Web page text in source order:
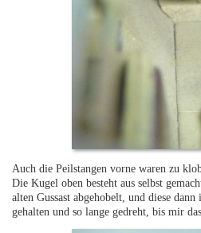
Auch die Peilstangen vorne waren zu
Die Kugel oben besteht aus selbst
alten Gussast abgehobelt, und diese
gehalten und so lange gedreht, bis mir